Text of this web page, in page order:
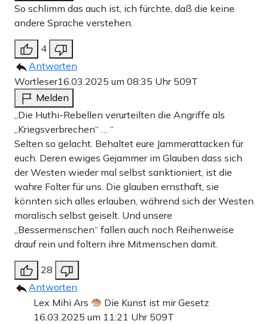
So schlimm das auch ist, ich fürchte, daß die keine
andere Sprache verstehen.
4
Antworten
Wortleser16.03.2025 um 08:35 Uhr 509T
Melden
„Die Huthi-Rebellen verurteilten die Angriffe als
„Kriegsverbrechen“ … “
Selten so gelacht. Behaltet eure Jammerattacken für
euch. Deren ewiges Gejammer im Glauben dass sich
der Westen wieder mal selbst sanktioniert, ist die
wahre Folter für uns. Die glauben ernsthaft, sie
könnten sich alles erlauben, während sich der Westen
moralisch selbst geiselt. Und unsere
„Bessermenschen“ fallen auch noch Reihenweise
drauf rein und foltern ihre Mitmenschen damit.
28
Antworten
Lex Mihi Ars
Die Kunst ist mir Gesetz
16.03.2025 um 11:21 Uhr 509T